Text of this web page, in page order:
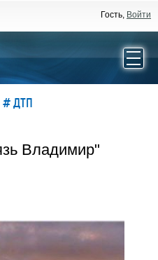
Гость, Войти
# ДТП
Владимир"